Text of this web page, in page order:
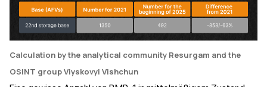
Calculation by the analytical community Resurgam and the
OSINT group Viyskovyi Vishchun